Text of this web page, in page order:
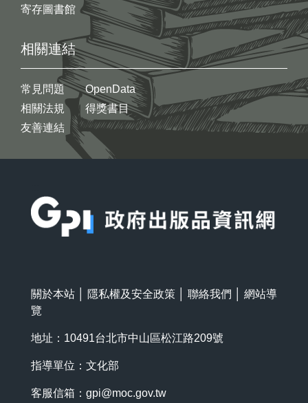
寄存圖書館
相關連結
常見問題
相關法規
友善連結
OpenData
得獎書目
關於本站 隱私權及安全政策 聯絡我們
網站導
覽
地址：10491台北市中山區松江路209號
指導單位：文化部
客服信箱： gpi@moc.gov.tw